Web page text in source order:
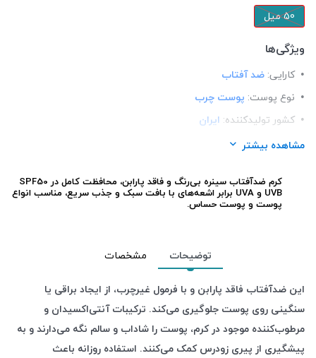
50 میل
ویژگی‌ها
کارایی: ضد آفتاب
نوع پوست: پوست چرب
کشور تولید‎کننده:
ایران
SPF:
⁺50
رنگ:بی رنگ
برند:سینره (Cinere)
آقایان , خانم ها
مشاهده بیشتر
کرم ضدآفتاب سینره بی‌رنگ و فاقد پارابن، محافظت کامل در
برابر اشعه‌های UVAو UVB با بافت سبک و جذب سریع، مناسب انواع
پوست و پوست حساس.
توضیحات
مشخصات
این ضدآفتاب فاقد پارابن و با فرمول غیرچرب، از ایجاد براقی یا
سنگینی روی پوست جلوگیری می‌کند. ترکیبات آنتی‌اکسیدان و
مرطوب‌کننده موجود در کرم، پوست را شاداب و سالم نگه می‌دارند و به
پیشگیری از پیری زودرس کمک می‌کنند. استفاده روزانه باعث